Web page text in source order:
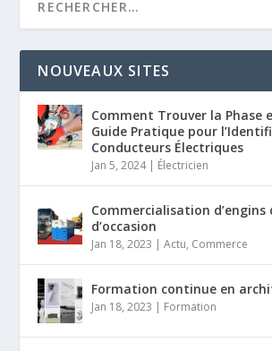
NOUVEAUX SITES
Comment Trouver la Phase
Guide Pratique pour
Conducteurs Électriques
Jan 5, 2024| Électricien
Commercialisation
d’occasion
Jan 18, 2023 |Actu, Commerce
Formation continue en
Jan 18, 2023 | Formation